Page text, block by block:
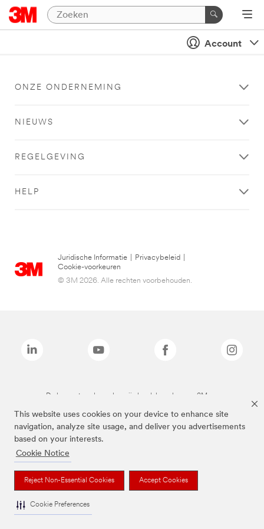
This website uses cookies on your device to enhance site
navigation, analyze site usage, and deliver you advertisements
based on your interests.
Cookie Notice
Reject Non-Essential Cookies Accept Cookies
Cookie Preferences
Account
ONZE ONDERNEMING
NIEUWS
REGELGEVING
HELP
Juridische Informatie Privacybeleid
Cookie-voorkeuren
© 3M 2026. Alle rechten voorbehouden.
De bovenstaande merken zijn handelsmerken van 3M.we